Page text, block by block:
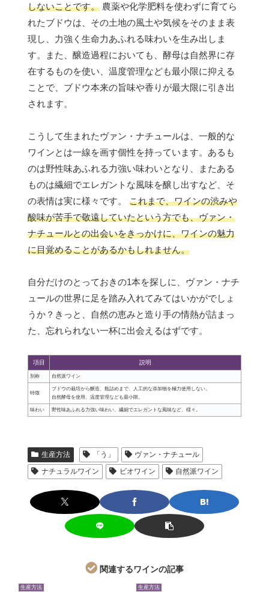
しないことです。 農薬や化学肥料を使わずに育てら
れたブドウは、その土地の風土や気候をそのまま表
現し、力強く生命力あふれる味わいを生み出しま
す。また、醸造過程においても、酵母は自然界に存
在するものを使い、温度管理なども最小限に抑える
ことで、ブドウ本来の旨味や香りが最大限に引き出
されます。
こうして生まれたヴァン・ナチュールは、一般的な
ワインとは一線を画す個性を持っています。あるも
のは野性味あふれる力強い味わいとなり、またある
ものは繊細でエレガントな風味を醸し出すなど、そ
の表情は実に様々です。 これまで、ワインの渋みや
酸味が苦手で敬遠していたという方でも、ヴァン・
ナチュールとの出会いをきっかけに、ワインの魅力
に目覚めることがあるかもしれません。
自分だけのとっておきの1本を探しに、ヴァン・ナチ
ュールの世界に足を踏み入れてみてはいかがでしょ
うか？きっと、自然の恵みと造り手の情熱が詰まっ
た、忘れられない一杯に出会えるはずです。
項目 説明
別称 自然派ワイン
特徴
ブドウの栽培から醸造、瓶詰めまで、人工的な添加物を極力使用しない。
自然酵母を使用、温度管理なども最小限。
味わい 野性味あふれる力強い味わい、繊細でエレガントな風味など、様々。
生産方法 「う」
ヴァン・ナチュール
ナチュラルワイン
ビオワイン 自然派ワイン
関連するワインの記事
生産方法 生産方法